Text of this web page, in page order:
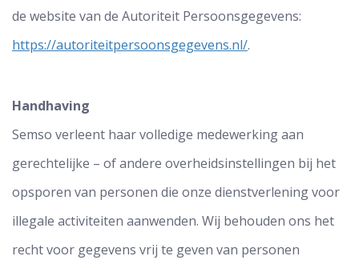
de website van de Autoriteit Persoonsgegevens:
https://autoriteitpersoonsgegevens.nl/.
Handhaving
Semso verleent haar volledige medewerking aan
gerechtelijke – of andere overheidsinstellingen bij het
opsporen van personen die onze dienstverlening voor
illegale activiteiten aanwenden. Wij behouden ons het
recht voor gegevens vrij te geven van personen